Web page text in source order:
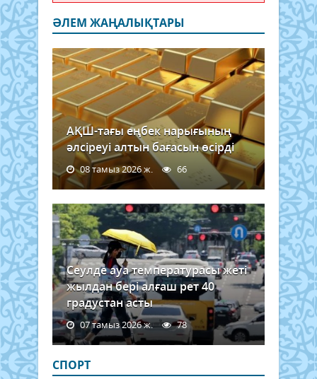
ӘЛЕМ ЖАҢАЛЫҚТАРЫ
АҚШ-тағы еңбек нарығының
әлсіреуі алтын бағасын өсірді
08 тамыз 2026 ж. 66
Сеулде ауа температурасы жеті
жылдан бері алғаш рет 40
градустан асты
07 тамыз 2026 ж. 78
СПОРТ